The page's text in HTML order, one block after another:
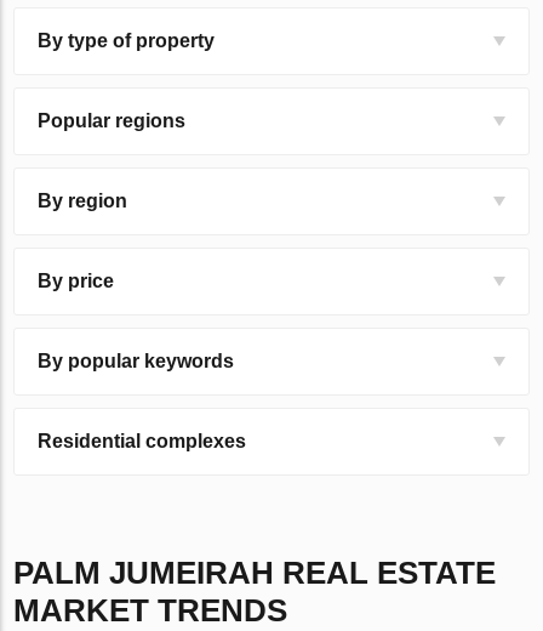
By type of property
Popular regions
By region
By price
By popular keywords
Residential complexes
PALM JUMEIRAH REAL ESTATE
MARKET TRENDS